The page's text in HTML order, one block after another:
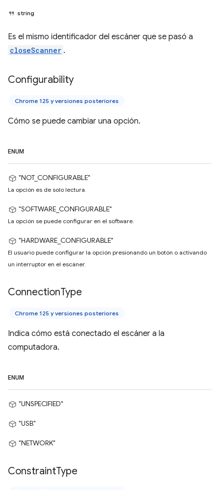
string
Es el mismo identificador del escáner que se pasó a
closeScanner .
Configurability
Chrome 125 y versiones posteriores
Cómo se puede cambiar una opción.
ENUM
"NOT_CONFIGURABLE"
La opción es de solo lectura.
"SOFTWARE_CONFIGURABLE"
La opción se puede configurar en el software.
"HARDWARE_CONFIGURABLE"
El usuario puede configurar la opción presionando un botón o activando
un interruptor en el escáner.
ConnectionType
Chrome 125 y versiones posteriores
Indica cómo está conectado el escáner a la
computadora.
ENUM
"UNSPECIFIED"
"USB"
"NETWORK"
ConstraintType